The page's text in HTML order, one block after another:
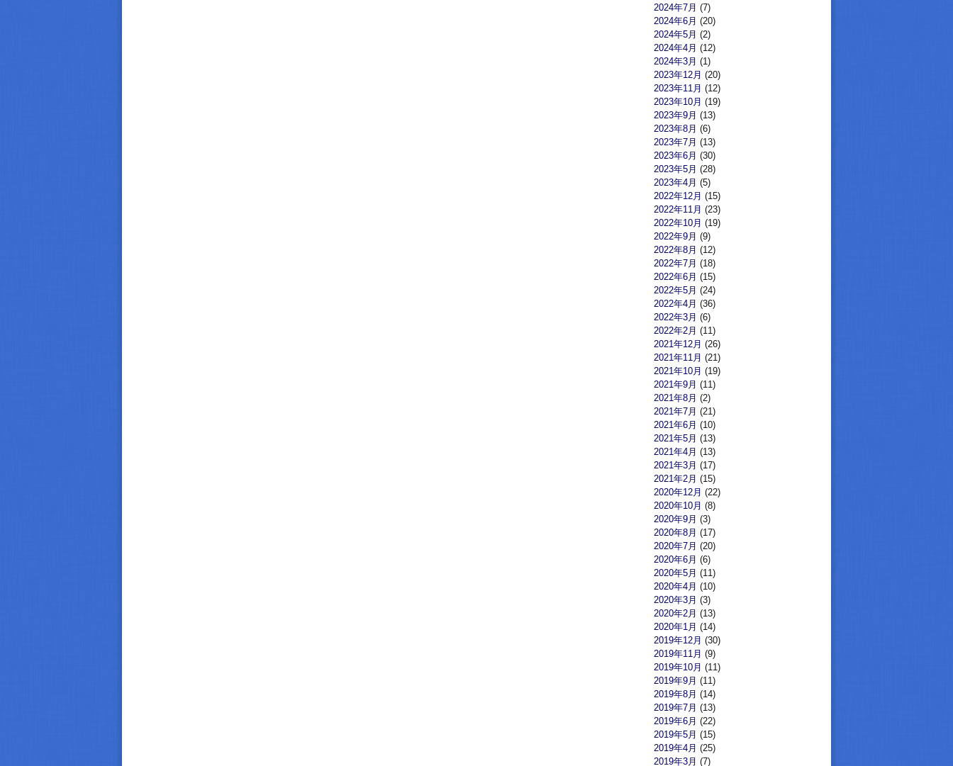
2024年7月 (7)
2024年6月 (20)
2024年5月 (2)
2024年4月 (12)
2024年3月 (1)
2023年12月 (20)
2023年11月 (12)
2023年10月 (19)
2023年9月 (13)
2023年8月 (6)
2023年7月 (13)
2023年6月 (30)
2023年5月 (28)
2023年4月 (5)
2022年12月 (15)
2022年11月 (23)
2022年10月 (19)
2022年9月 (9)
2022年8月 (12)
2022年7月 (18)
2022年6月 (15)
2022年5月 (24)
2022年4月 (36)
2022年3月 (6)
2022年2月 (11)
2021年12月 (26)
2021年11月 (21)
2021年10月 (19)
2021年9月 (11)
2021年8月 (2)
2021年7月 (21)
2021年6月 (10)
2021年5月 (13)
2021年4月 (13)
2021年3月 (17)
2021年2月 (15)
2020年12月 (22)
2020年10月 (8)
2020年9月 (3)
2020年8月 (17)
2020年7月 (20)
2020年6月 (6)
2020年5月 (11)
2020年4月 (10)
2020年3月 (3)
2020年2月 (13)
2020年1月 (14)
2019年12月 (30)
2019年11月 (9)
2019年10月 (11)
2019年9月 (11)
2019年8月 (14)
2019年7月 (13)
2019年6月 (22)
2019年5月 (15)
2019年4月 (25)
2019年3月 (7)